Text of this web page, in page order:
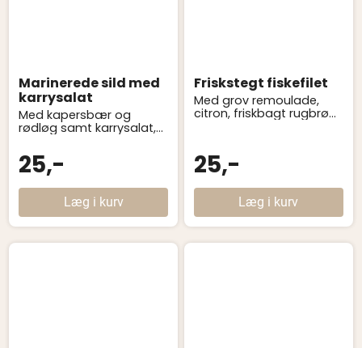
Marinerede sild med
karrysalat
Med kapersbær og
rødløg samt karrysalat,
smør
25,-
Læg i kurv
Friskstegt fiskefilet
Med grov remoulade,
citron, friskbagt rugbrød
25,-
Læg i kurv